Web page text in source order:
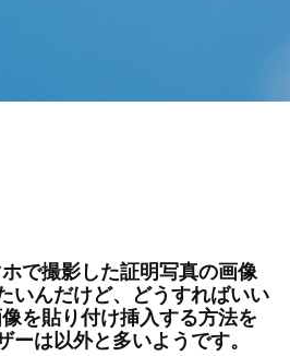
ホで撮影した証明写真の画像
いんだけど、どうすればいい
を貼り付け挿入する方法を
ーは以外と多いようです。